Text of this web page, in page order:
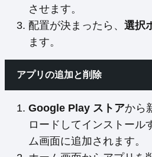
させます。
配置が決まったら、 選択
ます。
アプリの追加と削除
Google Play ストアから
ロードしてインストール
ム画面に追加されます。